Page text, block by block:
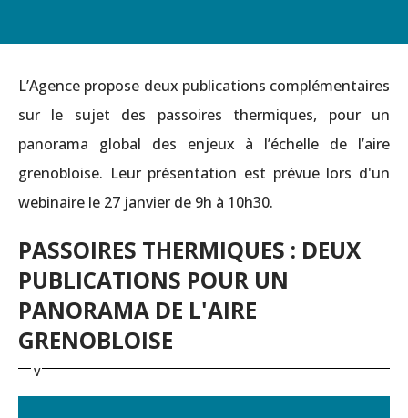
L’Agence propose deux publications complémentaires
sur le sujet des passoires thermiques, pour un
panorama global des enjeux à l’échelle de l’aire
grenobloise. Leur présentation est prévue lors d'un
webinaire le 27 janvier de 9h à 10h30.
PASSOIRES THERMIQUES : DEUX
PUBLICATIONS POUR UN
PANORAMA DE L'AIRE
GRENOBLOISE